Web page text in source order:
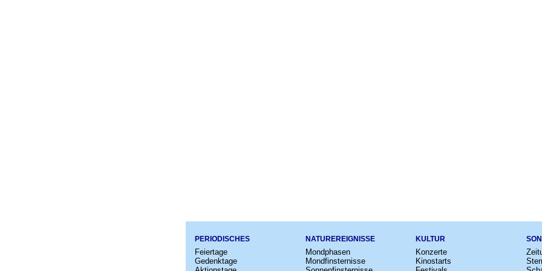
PERIODISCHES
Feiertage
Gedenktage
NATUREREIGNISSE
Mondphasen
Mondfinsternisse
KULTUR
Konzerte
Kinostarts